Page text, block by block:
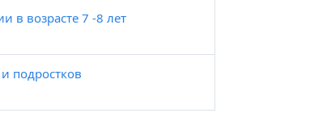
в возрасте 7 -8 лет
подростков